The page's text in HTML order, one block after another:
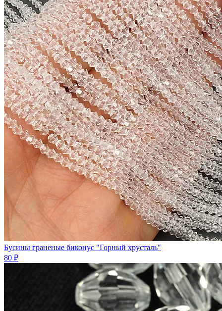
Бусины граненые биконус "Горный хрусталь"
80 ₽